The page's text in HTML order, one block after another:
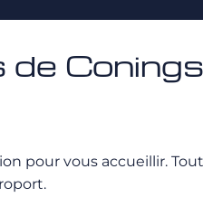
de
pour vous accueillir.